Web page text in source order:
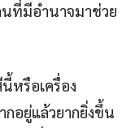
นที่มีอำนาจมาช่วย
หรือเครื่อง
อยู่แล้วยากยิ่งขึ้น